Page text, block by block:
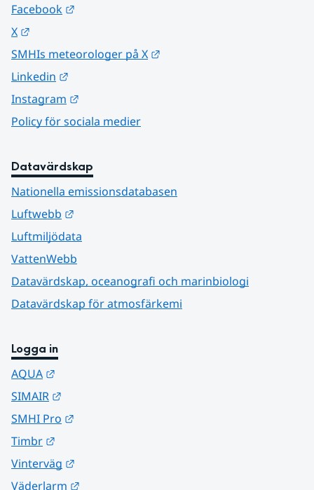
Facebook
X
SMHIs meteorologer på X
Linkedin
Instagram
Policy för sociala medier
Datavärdskap
Nationella emissionsdatabasen
Luftwebb
Luftmiljödata
VattenWebb
Datavärdskap, oceanografi och marinbiologi
Datavärdskap för atmosfärkemi
Logga in
AQUA
SIMAIR
SMHI Pro
Timbr
Vinterväg
Väderlarm